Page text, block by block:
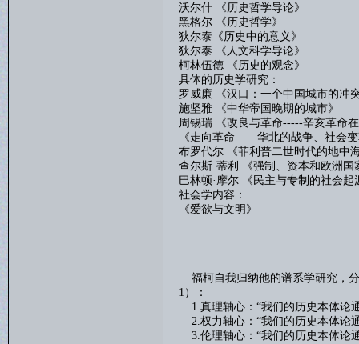
沃尔什
《 历史哲学导论》
黑格尔
《 历史哲学》
狄尔泰《历史中的意义》
狄尔泰
《 人文科学导论》
柯林伍德
《 历史的观念》
具体的历史学研究：
罗威廉
《汉口：一个中国城市的冲
施坚雅
《中华帝国晚期的城市》
周锡瑞
《改良与革命-----辛亥革命
《走向革命——华北的战争、社会
布罗代尔
《菲利普二世时代的地中
查尔斯·蒂利 《强制、资本和欧洲国
巴林顿· 摩尔 《 民主与专制的社会起
社会学内容：
《爱欲与文明》
福柯自我归纳他的谱系学研究，
1 ）：
1. 真理轴心：“我们的历史本体论
2. 权力轴心：“我们的历史本体论
3. 伦理轴心：“我们的历史本体论